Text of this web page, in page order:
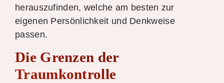
herauszufinden, welche am besten zur
eigenen Persönlichkeit und Denkweise
passen.
Die Grenzen der
Traumkontrolle